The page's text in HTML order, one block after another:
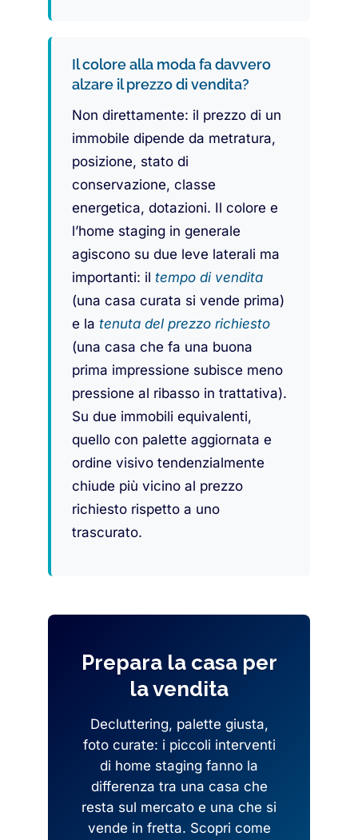
Il colore alla moda fa davvero
alzare il prezzo di vendita?
Non direttamente: il prezzo di un
immobile dipende da metratura,
posizione, stato di
conservazione, classe
energetica, dotazioni. Il colore e
l’home staging in generale
agiscono su due leve laterali ma
importanti: il tempo di vendita
(una casa curata si vende prima)
e la tenuta del prezzo richiesto
(una casa che fa una buona
prima impressione subisce meno
pressione al ribasso in trattativa).
Su due immobili equivalenti,
quello con palette aggiornata e
ordine visivo tendenzialmente
chiude più vicino al prezzo
richiesto rispetto a uno
trascurato.
Prepara la casa per
la vendita
Decluttering, palette giusta,
foto curate: i piccoli interventi
di home staging fanno la
differenza tra una casa che
resta sul mercato e una che si
vende in fretta. Scopri come